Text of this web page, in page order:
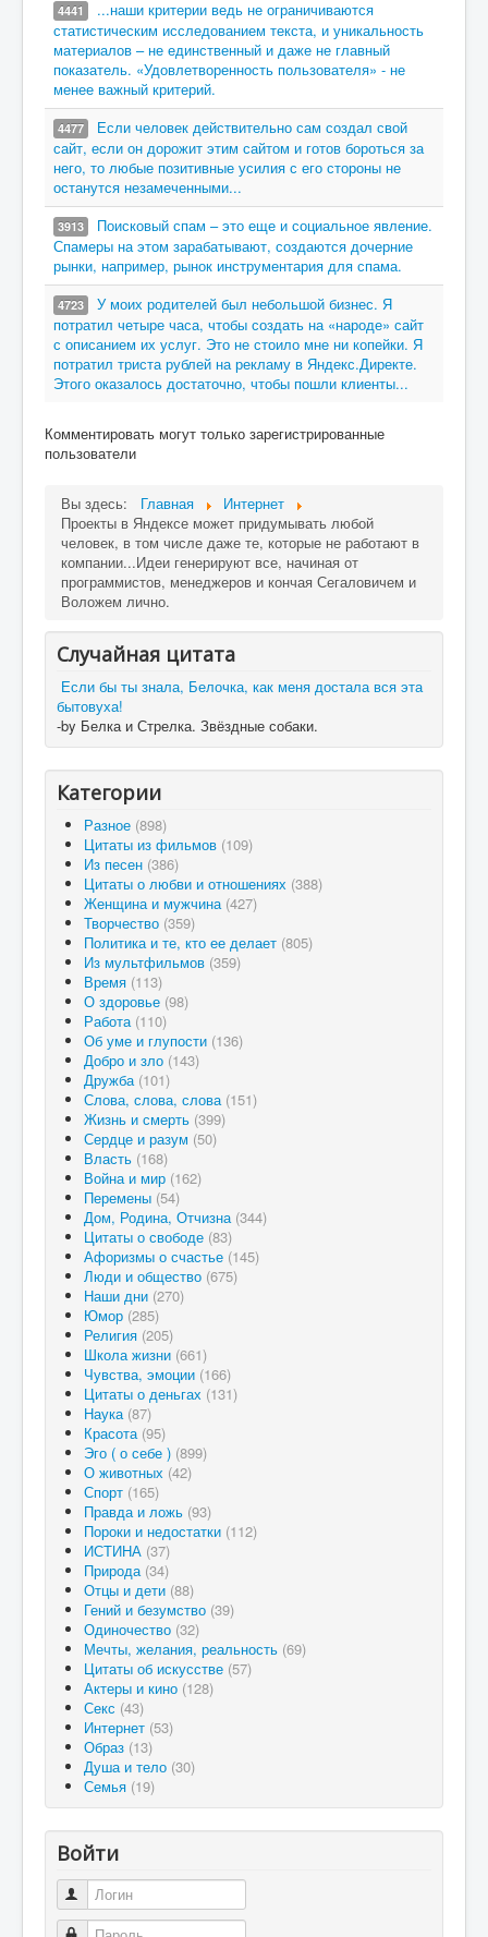
4441
...наши критерии ведь не ограничиваются
статистическим исследованием текста, и уникальность
материалов – не единственный и даже не главный
показатель. «Удовлетворенность пользователя» - не
менее важный критерий.
4477
Если человек действительно сам создал свой
сайт, если он дорожит этим сайтом и готов бороться за
него, то любые позитивные усилия с его стороны не
останутся незамеченными...
3913
Поисковый спам – это еще и социальное явление.
Спамеры на этом зарабатывают, создаются дочерние
рынки, например, рынок инструментария для спама.
4723
У моих родителей был небольшой бизнес. Я
потратил четыре часа, чтобы создать на «народе» сайт
с описанием их услуг. Это не стоило мне ни копейки. Я
потратил триста рублей на рекламу в Яндекс.Директе.
Этого оказалось достаточно, чтобы пошли клиенты...
Комментировать могут только зарегистрированные
пользователи
Вы здесь: Главная
Интернет
Проекты в Яндексе может придумывать любой
человек, в том числе даже те, которые не работают в
компании...Идеи генерируют все, начиная от
программистов, менеджеров и кончая Сегаловичем и
Воложем лично.
Случайная цитата
Если бы ты знала, Белочка, как меня достала вся эта
бытовуха!
-by Белка и Стрелка. Звёздные собаки.
Категории
Разное (898)
Цитаты из фильмов (109)
Из песен (386)
Цитаты о любви и отношениях (388)
Женщина и мужчина (427)
Творчество (359)
Политика и те, кто ее делает (805)
Из мультфильмов (359)
Время (113)
О здоровье (98)
Работа (110)
Об уме и глупости (136)
Добро и зло (143)
Дружба (101)
Слова, слова, слова (151)
Жизнь и смерть (399)
Сердце и разум (50)
Власть (168)
Война и мир (162)
Перемены (54)
Дом, Родина, Отчизна (344)
Цитаты о свободе (83)
Афоризмы о счастье (145)
Люди и общество (675)
Наши дни (270)
Юмор (285)
Религия (205)
Школа жизни (661)
Чувства, эмоции (166)
Цитаты о деньгах (131)
Наука (87)
Красота (95)
Эго ( о себе ) (899)
О животных (42)
Спорт (165)
Правда и ложь (93)
Пороки и недостатки (112)
ИСТИНА (37)
Природа (34)
Отцы и дети (88)
Гений и безумство (39)
Одиночество (32)
Мечты, желания, реальность (69)
Цитаты об искусстве (57)
Актеры и кино (128)
Секс (43)
Интернет (53)
Образ (13)
Душа и тело (30)
Семья (19)
Войти
Логин